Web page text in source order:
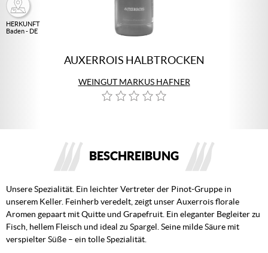
HERKUNFT
Baden - DE
AUXERROIS HALBTROCKEN
WEINGUT MARKUS HAFNER
BESCHREIBUNG
Unsere Spezialität. Ein leichter Vertreter der Pinot-Gruppe in
unserem Keller. Feinherb veredelt, zeigt unser Auxerrois florale
Aromen gepaart mit Quitte und Grapefruit. Ein eleganter Begleiter zu
Fisch, hellem Fleisch und ideal zu Spargel. Seine milde Säure mit
verspielter Süße – ein tolle Spezialität.